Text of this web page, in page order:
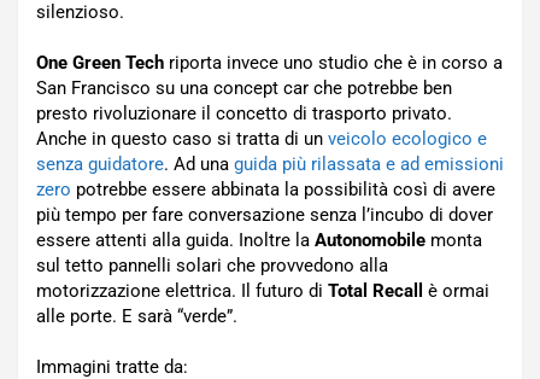
silenzioso.
One Green Tech riporta invece uno studio che è in corso a
San Francisco su una concept car che potrebbe ben
presto rivoluzionare il concetto di trasporto privato.
Anche in questo caso si tratta di un veicolo ecologico e
senza guidatore. Ad una guida più rilassata e ad emissioni
zero potrebbe essere abbinata la possibilità così di avere
più tempo per fare conversazione senza l’incubo di dover
essere attenti alla guida. Inoltre la Autonomobile monta
sul tetto pannelli solari che provvedono alla
motorizzazione elettrica. Il futuro di Total Recall è ormai
alle porte. E sarà “verde”.
Immagini tratte da: